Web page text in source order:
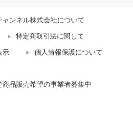
ンネル株式会社について
特定商取引法に関して
示 個人情報保護について
品販売希望の事業者募集中